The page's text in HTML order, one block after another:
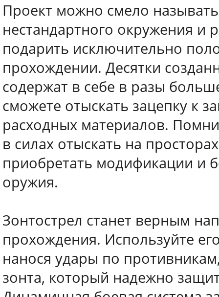
Проект можно смело
нестандартного окружения и
подарить исключительно
прохождении. Десятки
содержат в себе в разы
сможете отыскать зацепку к
расходных материалов.
в силах отыскать на
приобретать модификации и
оружия.
Зонтострел станет верным
прохождения. Используйте
нанося удары по
зонта, который надежно